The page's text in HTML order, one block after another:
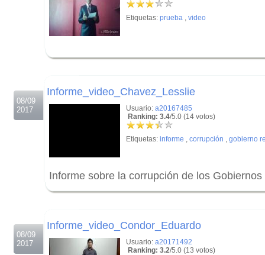
Etiquetas: prueba , video
08/09
2017
Informe_video_Chavez_Lesslie
Usuario: a20167485
Ranking: 3.4/5.0 (14 votos)
Etiquetas: informe , corrupción , gobierno
Informe sobre la corrupción de los
08/09
2017
Informe_video_Condor_Eduardo
Usuario: a20171492
Ranking: 3.2/5.0 (13 votos)